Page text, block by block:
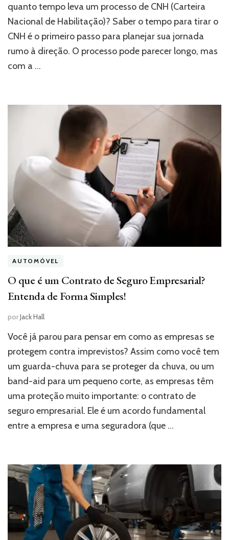
quanto tempo leva um processo de CNH (Carteira
Nacional de Habilitação)? Saber o tempo para tirar o
CNH é o primeiro passo para planejar sua jornada
rumo à direção. O processo pode parecer longo, mas
com a …
AUTOMÓVEL
O que é um Contrato de Seguro Empresarial?
Entenda de Forma Simples!
porJack Hall
Você já parou para pensar em como as empresas se
protegem contra imprevistos? Assim como você tem
um guarda-chuva para se proteger da chuva, ou um
band-aid para um pequeno corte, as empresas têm
uma proteção muito importante: o contrato de
seguro empresarial. Ele é um acordo fundamental
entre a empresa e uma seguradora (que …